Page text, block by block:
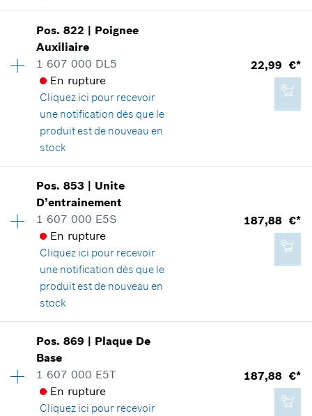
Ajouter au panier
5,03 €*
*Tous les prix sont TTC hors frais de port
Ajouter au panier
Groupe de prix:13
Informations pièces détachées
Adaptable sur outils
Positionner dans la vue éclatée
2,08 €*
*Tous les prix sont TTC hors frais de port
Pos.822 | Poignee
Auxiliaire
1 607 000 DL5
En rupture
Cliquez ici pour recevoir
une notification dès que le
produit est de nouveau en
stock
22,99 €*
Groupe de prix:30
Informations pièces détachées
Adaptable sur outils
Positionner dans la vue éclatée
22,99 €*
*Tous les prix sont TTC hors frais de port
Pos.853 | Unite
D’entrainement
1 607 000 E5S
En rupture
Cliquez ici pour recevoir
une notification dès que le
produit est de nouveau en
stock
187,88 €*
Groupe de prix:49
Informations pièces détachées
Adaptable sur outils
Positionner dans la vue éclatée
Pos.869 | Plaque De
Base
1 607 000 E5T
En rupture
Cliquez ici pour recevoir
187,88 €*